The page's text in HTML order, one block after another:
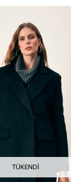
TÜKENDI